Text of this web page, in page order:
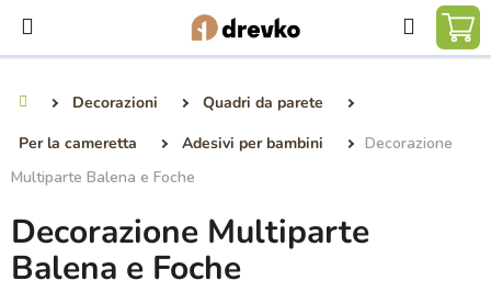
contenuto
Ricerca
Decorazioni
Quadri da parete
Per la cameretta
Adesivi per bambini
Decorazione
Multiparte Balena e Foche
Decorazione Multiparte
Balena e Foche